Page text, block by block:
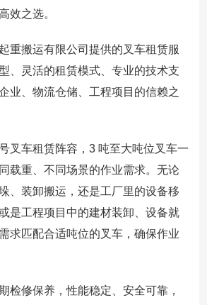
效之选。
重搬运有限公司提供的叉车租赁服
、灵活的租赁模式、专业的技术支
业、物流仓储、工程项目的信赖之
叉车租赁阵容，3 吨至大吨位叉车一
载重、不同场景的作业需求。无论
、装卸搬运，还是工厂里的设备移
是工程项目中的建材装卸、设备就
求匹配合适吨位的叉车，确保作业
检修保养，性能稳定、安全可靠，